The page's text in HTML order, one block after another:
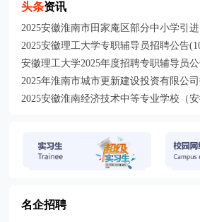
头条资讯
2025安徽理工大学专职辅导员招聘公告
安徽理工大学2025年度招聘专职辅导员
2025年淮南市城市更新建设投资有限公
2025年安徽理工大学专职辅导员招聘10人
安徽省淮南朝阳医院2025年招聘医疗专
2025安徽淮南市考试录用公务员体检结果
2025安徽理工大学第一附属医院第二批
名企招聘